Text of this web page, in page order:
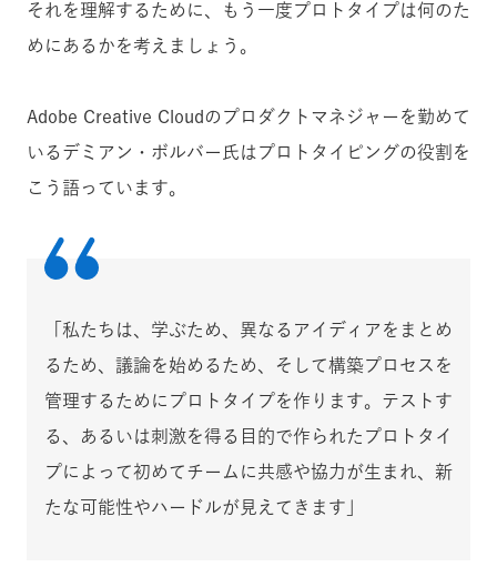
それを理解するために、もう一度プロトタイプは何のた
めにあるかを考えましょう。
Adobe Creative Cloudのプロダクトマネジャーを勤めて
いるデミアン・ボルバー氏はプロトタイピングの役割を
こう語っています。
「私たちは、学ぶため、異なるアイディアをまとめ
るため、議論を始めるため、そして構築プロセスを
管理するためにプロトタイプを作ります。テストす
る、あるいは刺激を得る目的で作られたプロトタイ
プによって初めてチームに共感や協力が生まれ、新
たな可能性やハードルが見えてきます」